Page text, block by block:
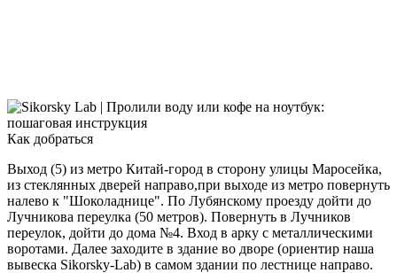
Как добраться
Выход (5) из метро Китай-город в сторону улицы Маросейка,
из стеклянных дверей направо,при выходе из метро повернуть
налево к "Шоколаднице". По Лубянскому проезду дойти до
Лучникова переулка (50 метров). Повернуть в Лучников
переулок, дойти до дома №4. Вход в арку с металлическими
воротами. Далее заходите в здание во дворе (ориентир наша
вывеска Sikorsky-Lab) в самом здании по лестнице направо.